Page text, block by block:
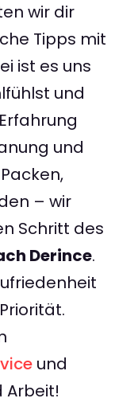
wir dir
Tipps mit
ist es uns
und
und
– wir
Schritt des
Derince.
und
Arbeit!